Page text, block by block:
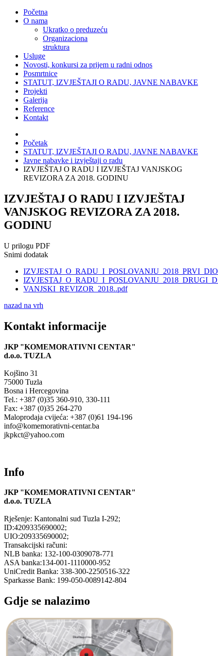
Početna
O nama
Ukratko o preduzeću
Organizaciona
struktura
Usluge
Novosti, konkursi za prijem u radni odnos
Posmrtnice
STATUT, IZVJEŠTAJI O RADU, JAVNE NABAVKE
Projekti
Galerija
Reference
Kontakt
Početak
STATUT, IZVJEŠTAJI O RADU, JAVNE NABAVKE
Javne nabavke i izvještaji o radu
IZVJEŠTAJ O RADU I IZVJEŠTAJ VANJSKOG
REVIZORA ZA 2018. GODINU
IZVJEŠTAJ O RADU I IZVJEŠTAJ
VANJSKOG REVIZORA ZA 2018.
GODINU
U prilogu PDF
Snimi dodatak
VANJSKI_REVIZOR_2018..pdf
nazad na vrh
Kontakt informacije
JKP "KOMEMORATIVNI CENTAR"
d.o.o. TUZLA
Kojšino 31
75000 Tuzla
Bosna i Hercegovina
Tel.: +387 (0)35 360-910, 330-111
Fax: +387 (0)35 264-270
Maloprodaja cvijeća: +387 (0)61 194-196
info@komemorativni-centar.ba
jkpkct@yahoo.com
Info
JKP "KOMEMORATIVNI CENTAR"
d.o.o. TUZLA
Rješenje: Kantonalni sud Tuzla I-292;
ID:4209335690002;
UIO:209335690002;
Transakcijski računi:
NLB banka: 132-100-0309078-771
ASA banka:134-001-1110000-952
UniCredit Banka: 338-300-2250516-322
Sparkasse Bank: 199-050-0089142-804
Gdje se nalazimo